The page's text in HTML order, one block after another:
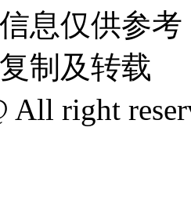
息仅供参
制及转载
All right